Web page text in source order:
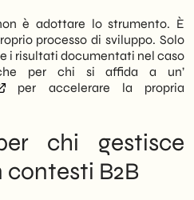
è adottare lo strumento. È
processo di sviluppo. Solo
i risultati documentati nel caso
per chi si affida a un’
per accelerare la propria
chi gestisce
B2B